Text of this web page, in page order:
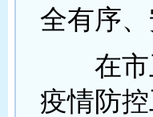
全有序
在市卫
疫情防